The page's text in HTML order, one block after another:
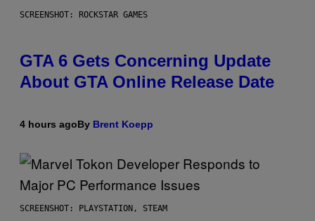
SCREENSHOT: ROCKSTAR GAMES
GTA 6 Gets Concerning Update
About GTA Online Release Date
4 hours agoBy Brent Koepp
SCREENSHOT: PLAYSTATION, STEAM